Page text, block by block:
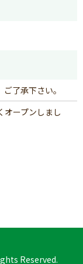
了承下さい。
オープンしまし
Reserved.